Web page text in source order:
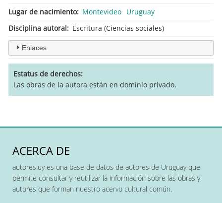
Lugar de nacimiento
Montevideo Uruguay
Disciplina autoral
Escritura (Ciencias sociales)
Enlaces
Estatus de derechos
Las obras de la autora están en dominio privado.
ACERCA DE
autores.uy es una base de datos de autores de Uruguay que
permite consultar y reutilizar la información sobre las obras y
autores que forman nuestro acervo cultural común.